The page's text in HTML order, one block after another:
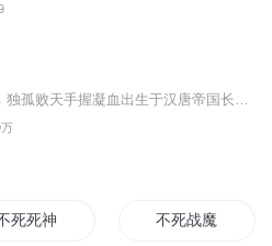
死死神 不死战魔